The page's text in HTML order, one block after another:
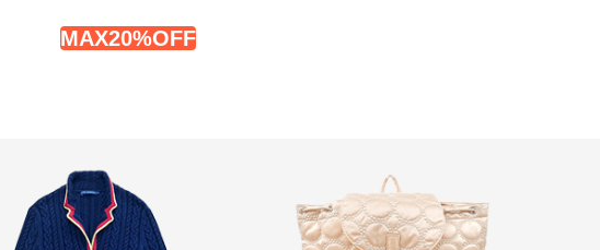
MAX20%OFF